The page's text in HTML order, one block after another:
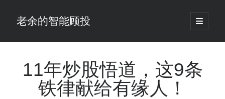
老余的智能顾投
open
primary
Sidebar
最新发表 ：
11年炒股悟道，这9条
铁律献给有缘人！